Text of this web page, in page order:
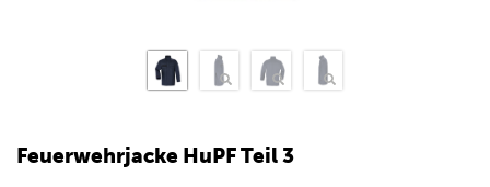
Feuerwehrjacke HuPF Teil 3